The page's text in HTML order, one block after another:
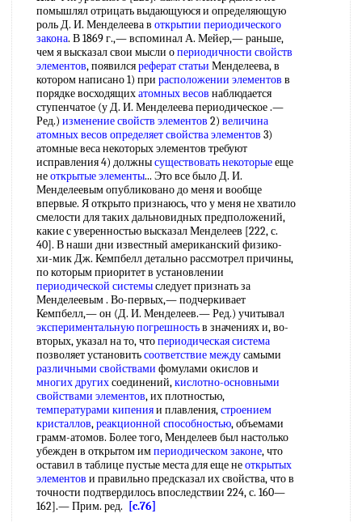
помышлял отрицать выдающуюся и определяющую
роль Д. И. Менделеева в открытии периодического
закона. В 1869 г.,— вспоминал А. Мейер,— раньше,
чем я высказал свои мысли опериодичности свойств
элементов, появилсяреферат статьи Менделеева, в
котором написано 1) при расположении элементов в
порядке восходящихатомных весов наблюдается
ступенчатое (у Д. И. Менделеева периодическое .—
Ред.) изменение свойств элементов 2) величина
атомныхвесов определяетсвойства элементов 3)
атомные веса некоторых элементов требуют
исправления 4) должнысуществовать некоторыееще
неоткрытые элементы... Это все было Д. И.
Менделеевым опубликовано до меня и вообще
впервые. Я открыто признаюсь, что у меня не хватило
смелости для таких дальновидных предположений,
какие с уверенностью высказал Менделеев [222, с.
40]. В наши дни известный американский физико-
хи-мик Дж. Кемпбелл детально рассмотрел причины,
по которым приоритет в установлении
периодической системыследует признать за
Менделеевым . Во-первых,— подчеркивает
Кемпбелл,— он (Д. И. Менделеев.— Ред.) учитывал
экспериментальную погрешностьв значениях и, во-
вторых, указал на то, чтопериодическая система
позволяет установитьсоответствие междусамыми
различными свойствами фомулами окислов и
многих другихсоединений,кислотно-основными
свойствами элементов, их плотностью,
температурами кипенияи плавления,строением
кристаллов,реакционной способностью, объемами
грамм-атомов. Более того, Менделеев был настолько
убежден в открытом империодическом законе, что
оставил в таблице пустые места для еще неоткрытых
элементов и правильно предсказал их свойства, что в
точности подтвердилось впоследствии 224, с. 160—
162].— Прим. ред.
[c.76]